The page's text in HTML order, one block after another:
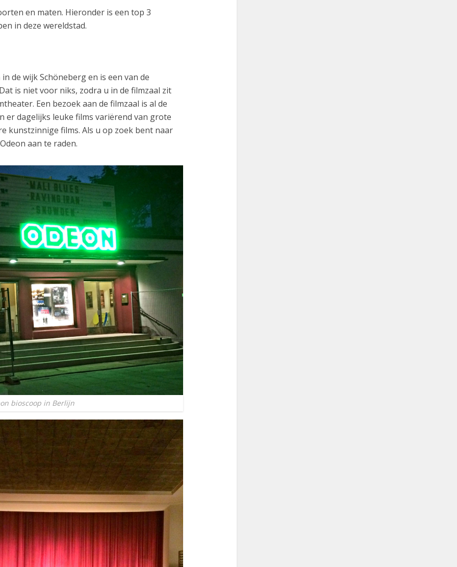
en maten. Hieronder is een top 3
in deze wereldstad.
de wijk Schöneberg en is een van de
is niet voor niks, zodra u in de filmzaal zit
Een bezoek aan de filmzaal is al de
er dagelijks leuke films variërend van grote
kunstzinnige films. Als u op zoek bent naar
aan te raden.
bioscoop in Berlijn